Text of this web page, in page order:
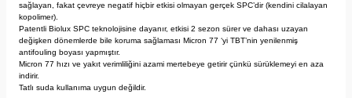
sağlayan, fakat çevreye negatif hiçbir etkisi olmayan gerçek SPC’dir (kendini cilalayan
kopolimer).
Patentli Biolux SPC teknolojisine dayanır, etkisi 2 sezon sürer ve dahası uzayan
değişken dönemlerde bile koruma sağlaması Micron 77 ‘yi TBT’nin yenilenmiş
antifouling boyası yapmıştır.
Micron 77 hızı ve yakıt verimliliğini azami mertebeye getirir çünkü sürüklemeyi en aza
indirir.
Tatlı suda kullanıma uygun değildir.